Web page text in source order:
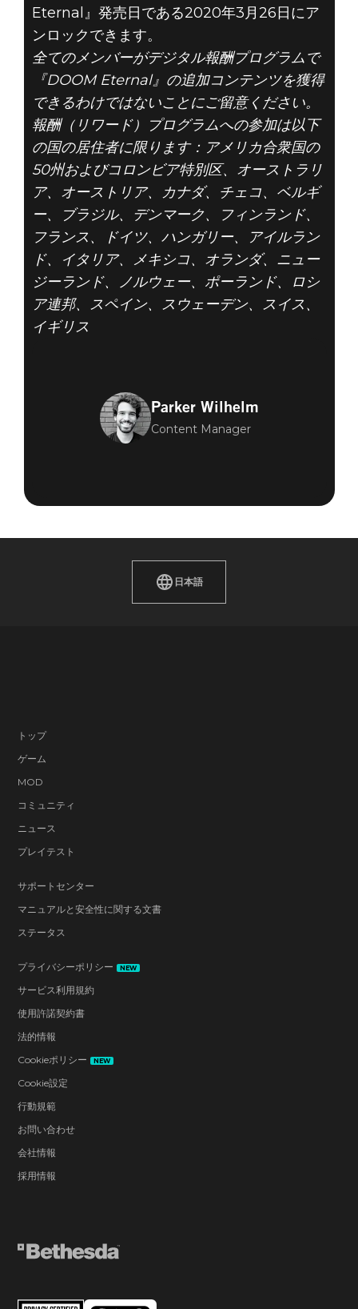
Eternal』発売日である2020年3月26日にア
ンロックできます。
全てのメンバーがデジタル報酬プログラムで
『DOOM Eternal』の追加コンテンツを獲得
できるわけではないことにご留意ください。
報酬（リワード）プログラムへの参加は以下
の国の居住者に限ります：アメリカ合衆国の
50州およびコロンビア特別区、オーストラリ
ア、オーストリア、カナダ、チェコ、ベルギ
ー、ブラジル、デンマーク、フィンランド、
フランス、ドイツ、ハンガリー、アイルラン
ド、イタリア、メキシコ、オランダ、ニュー
ジーランド、ノルウェー、ポーランド、ロシ
ア連邦、スペイン、スウェーデン、スイス、
イギリス
Parker Wilhelm
Content Manager
日本語
トップ
ゲーム
MOD
コミュニティ
ニュース
プレイテスト
サポートセンター
マニュアルと安全性に関する文書
ステータス
プライバシーポリシー NEW
サービス利用規約
使用許諾契約書
法的情報
Cookieポリシー
NEW
Cookie設定
行動規範
お問い合わせ
会社情報
採用情報